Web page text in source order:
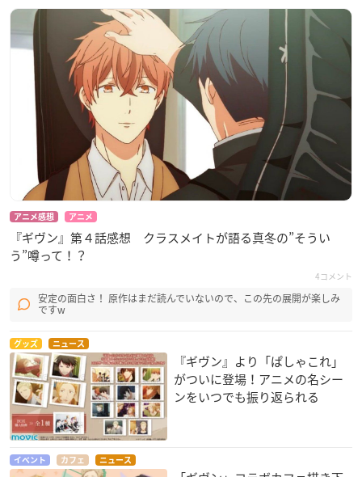
アニメ感想 アニメ
『ギヴン』第４話感想 クラスメイトが語る真冬の”そうい
う”噂って！？
4コメント
安定の面白さ！ 原作はまだ読んでいないので、この先の展開が楽しみ
ですw
グッズ ニュース
『ギヴン』より「ぱしゃこれ」
がついに登場！アニメの名シー
ンをいつでも振り返られる
イベント カフェ ニュース